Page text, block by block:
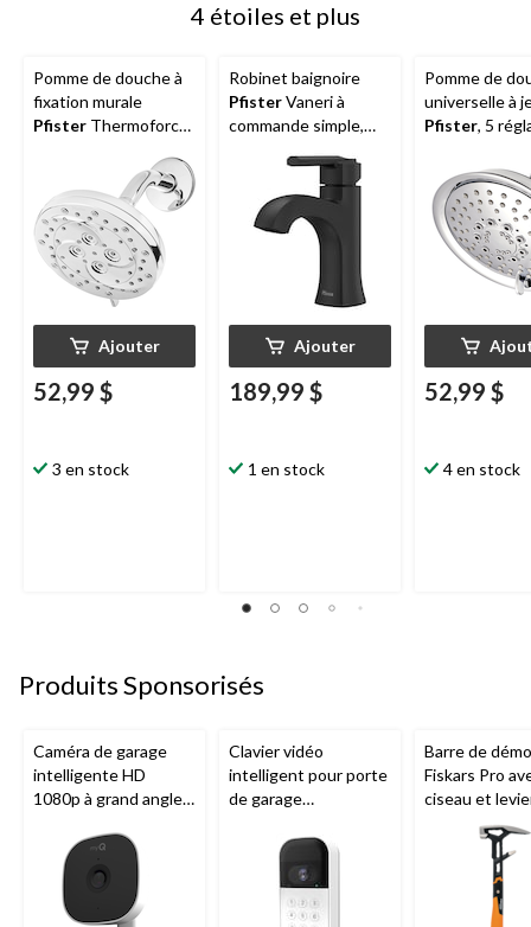
4 étoiles et plus
Pomme de douche à
fixation murale
Pfister Thermoforce,
WaterSense, chromé
Ajouter
52,99 $
3 en stock
Robinet baignoire
PfisterVaneri à
commande simple,
Ajouter
189,99 $
1 en stock
Pomme de
universelle à
Pfister, 5
52,99 $
4 en stock
Produits Sponsorisés
Caméra de garage
intelligente HD
1080p à grand angle
nocturne, résistante
aux intempéries
Clavier vidéo
intelligent pour porte
de garage
nocturne, résistant
aux intempéries,
Barre de
Fiskars Pro
ciseau et
de tailles